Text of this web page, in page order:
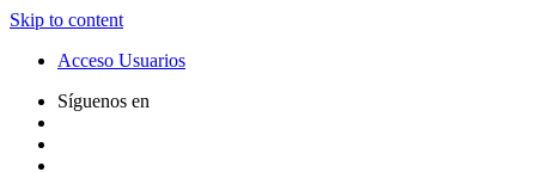
Skip to content
Acceso Usuarios
Síguenos en